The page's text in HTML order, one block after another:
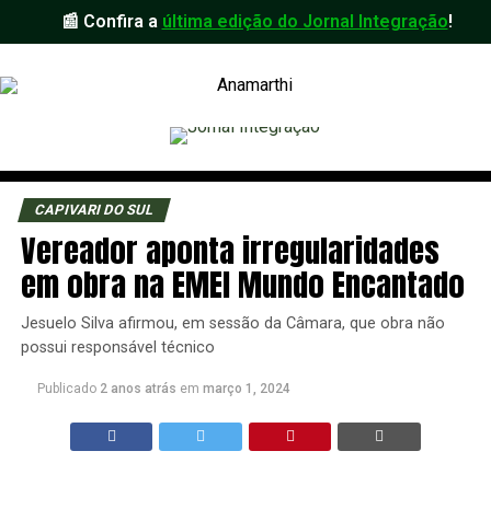
📰 Confira a última edição do Jornal Integração!
CAPIVARI DO SUL
Vereador aponta irregularidades
em obra na EMEI Mundo Encantado
Jesuelo Silva afirmou, em sessão da Câmara, que obra não
possui responsável técnico
Publicado 2 anos atrás em março 1, 2024